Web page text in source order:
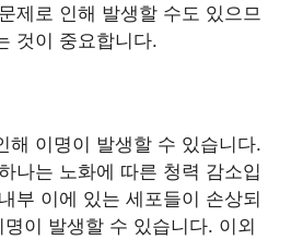
제로 인해 발생할 수도 있으므
것이 중요합니다.
해 이명이 발생할 수 있습니다.
나는 노화에 따른 청력 감소입
부 이에 있는 세포들이 손상되
이 발생할 수 있습니다. 이외